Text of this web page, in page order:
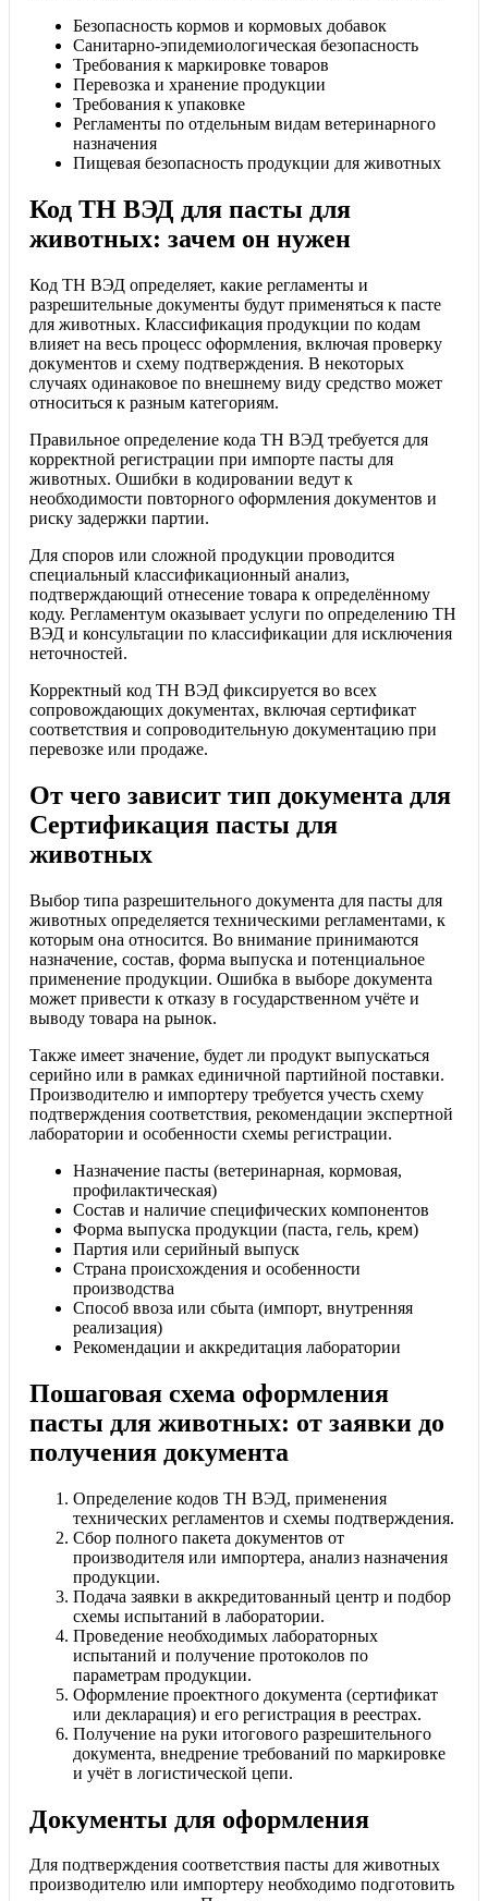
Безопасность кормов и кормовых добавок
Санитарно-эпидемиологическая безопасность
Требования к маркировке товаров
Перевозка и хранение продукции
Требования к упаковке
Регламенты по отдельным видам ветеринарного
назначения
Пищевая безопасность продукции для животных
Код ТН ВЭД для пасты для
животных: зачем он нужен
Код ТН ВЭД определяет, какие регламенты и
разрешительные документы будут применяться к пасте
для животных. Классификация продукции по кодам
влияет на весь процесс оформления, включая проверку
документов и схему подтверждения. В некоторых
случаях одинаковое по внешнему виду средство может
относиться к разным категориям.
Правильное определение кода ТН ВЭД требуется для
корректной регистрации при импорте пасты для
животных. Ошибки в кодировании ведут к
необходимости повторного оформления документов и
риску задержки партии.
Для споров или сложной продукции проводится
специальный классификационный анализ,
подтверждающий отнесение товара к определённому
коду. Регламентум оказывает услуги по определению ТН
ВЭД и консультации по классификации для исключения
неточностей.
Корректный код ТН ВЭД фиксируется во всех
сопровождающих документах, включая сертификат
соответствия и сопроводительную документацию при
перевозке или продаже.
От чего зависит тип документа для
Сертификация пасты для
животных
Выбор типа разрешительного документа для пасты для
животных определяется техническими регламентами, к
которым она относится. Во внимание принимаются
назначение, состав, форма выпуска и потенциальное
применение продукции. Ошибка в выборе документа
может привести к отказу в государственном учёте и
выводу товара на рынок.
Также имеет значение, будет ли продукт выпускаться
серийно или в рамках единичной партийной поставки.
Производителю и импортеру требуется учесть схему
подтверждения соответствия, рекомендации экспертной
лаборатории и особенности схемы регистрации.
Назначение пасты (ветеринарная, кормовая,
профилактическая)
Состав и наличие специфических компонентов
Форма выпуска продукции (паста, гель, крем)
Партия или серийный выпуск
Страна происхождения и особенности
производства
Способ ввоза или сбыта (импорт, внутренняя
реализация)
Рекомендации и аккредитация лаборатории
Пошаговая схема оформления
пасты для животных: от заявки до
получения документа
Определение кодов ТН ВЭД, применения
технических регламентов и схемы подтверждения.
Сбор полного пакета документов от
производителя или импортера, анализ назначения
продукции.
Подача заявки в аккредитованный центр и подбор
схемы испытаний в лаборатории.
Проведение необходимых лабораторных
испытаний и получение протоколов по
параметрам продукции.
Оформление проектного документа (сертификат
или декларация) и его регистрация в реестрах.
Получение на руки итогового разрешительного
документа, внедрение требований по маркировке
и учёт в логистической цепи.
Документы для оформления
Для подтверждения соответствия пасты для животных
производителю или импортеру необходимо подготовить